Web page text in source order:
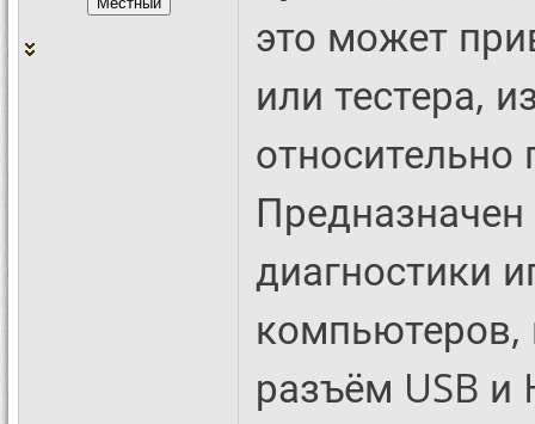
это может
или тестера,
диагностики
компьютеров,
разъём USB и